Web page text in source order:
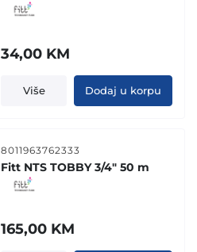
34,00 KM
Više Dodaj u korpu
8011963762333
Fitt NTS TOBBY 3/4" 50 m
165,00 KM